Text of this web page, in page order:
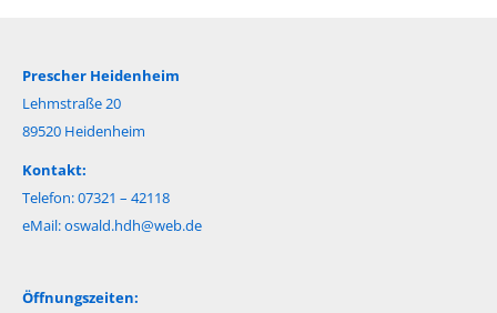
Prescher Heidenheim
Lehmstraße 20
89520 Heidenheim
Kontakt:
Telefon: 07321 – 42118
eMail:oswald.hdh@web.de
Öffnungszeiten: